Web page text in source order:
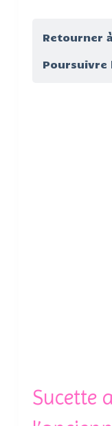
Poursuivre
Retourner
Sucette